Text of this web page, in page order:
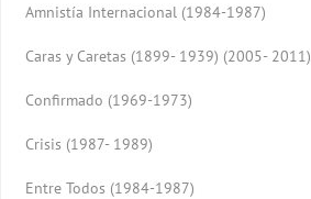
Amnistía Internacional (1984-1987)
Caras y Caretas (1899- 1939) (2005- 2011)
Confirmado (1969-1973)
Crisis (1987- 1989)
Entre Todos (1984-1987)